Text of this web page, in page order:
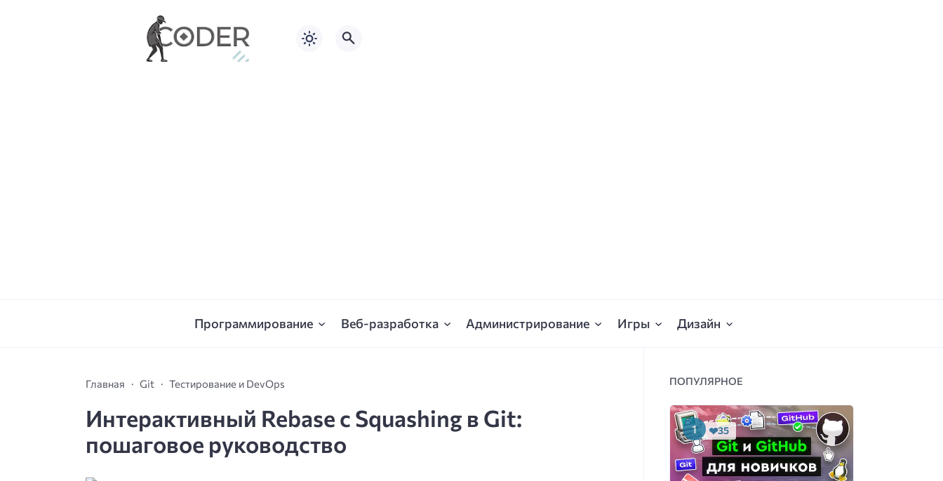
Программирование Веб-разработка Администрирование Игры Дизайн
Главная Git Тестирование и DevOps
Интерактивный Rebase с Squashing в Git:
пошаговое руководство
ПОПУЛЯРНОЕ
35